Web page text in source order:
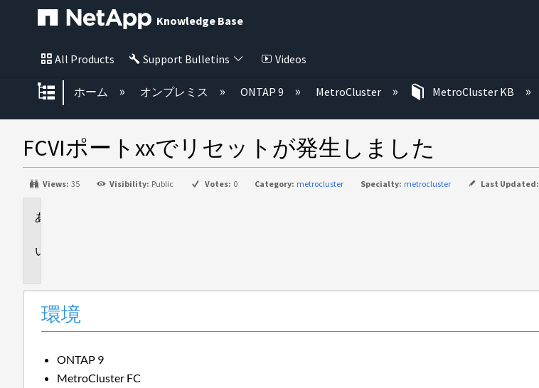
Knowledge Base
All Products Support Bulletins Videos
グローバル階層を展開/折りたたむ
ホーム オンプレミス ONTAP 9 MetroCluster MetroCluster KB
FCVIポートxxでリセットが発生しました
Views: 35 Visibility: Public Votes: 0 Category: metrocluster Specialty: metrocluster Last Updated:
環境
ONTAP 9
MetroCluster FC